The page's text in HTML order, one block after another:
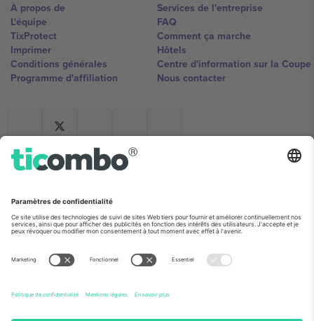
À propos de
L'équipe
TixProtect
Imprimer
Conditions générales
Programme d'affiliation
Services de l'entreprise
FAQ
Comment ça marche
Hôtels
Centre d'information sur la Coupe
Nous contacter
Ticombo France
Mimi Balkanska 132, 1540, Sofia,
Bulgaria
L'entité juridique du fournisseur de la plateforme peut changer en
détails, consultez la page spécifique de l'événement, les mentions